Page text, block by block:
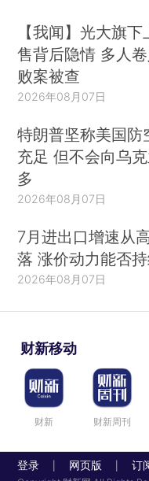
【我闻】光大旗
售背后隐情 多人
败案被查
2026年08月07日
特朗普坚称美国防
充足 但不会向乌
多
2026年08月07日
7月进出口增速从
落 涨价动力能否持
2026年08月07日
财新移动
财新 财新周刊
登录 网页版 订